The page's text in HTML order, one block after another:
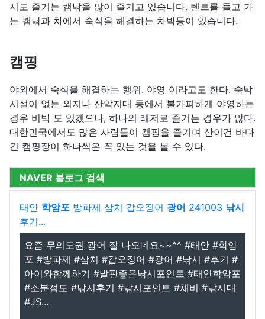
시도 즐기는 캠낚을 많이 즐기고 있습니다. 텐트를 들고 가
는 캠낚과 차에서 숙식을 해결하는 차박등이 있습니다.
캠핑
야외에서 숙식을 해결하는 행위. 야영 이라고도 한다. 숙박
시설이 없는 외지나 산악지대 등에서 불가피하게 야영하는
경우 비박 도 있겠으나, 하나의 레저로 즐기는 경우가 많다.
대한민국에서도 많은 사람들이 캠핑을 즐기며 산이건 바다
건 캠핑장이 하나씩은 꼭 있는 것을 볼 수 있다.
NAVER 블로그 검색
태안 학암포 방파제 삼치 갑오징어 광어 241003 낚시
후기...
요즘 무의도권 광어 잘 나오네요~~^^ #태안 #학암
포 #방파제 #삼치 #갑오징어 #광어 #낚시 #후기 #
아이와함께하기 #발판좋은낚시포인트 #태안학암포
#소분점도 #낚시후기 #낚시포인트 #채비 #낚시대
#JS...